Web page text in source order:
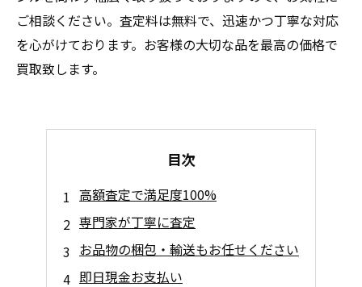
ご相談ください。査定料は無料で、迅速かつ丁寧な対応
を心がけております。お客様の大切な品を最高の価格で
買取致します。
目次
高額査定で満足度100%
専門家が丁寧に査定
お品物の梱包・輸送もお任せください
即日現金お支払い